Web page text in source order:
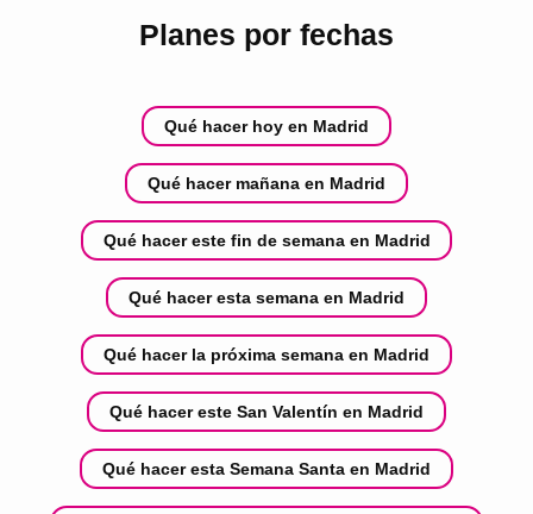
Planes por fechas
Qué hacer hoy en Madrid
Qué hacer mañana en Madrid
Qué hacer este fin de semana en Madrid
Qué hacer esta semana en Madrid
Qué hacer la próxima semana en Madrid
Qué hacer este San Valentín en Madrid
Qué hacer esta Semana Santa en Madrid